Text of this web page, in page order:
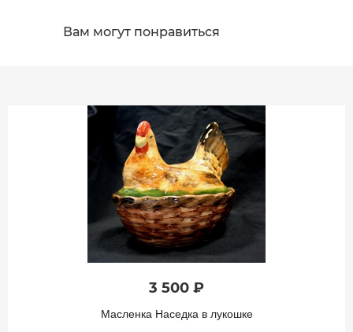
Вам могут понравиться
3 500 ₽
Масленка Наседка в лукошке